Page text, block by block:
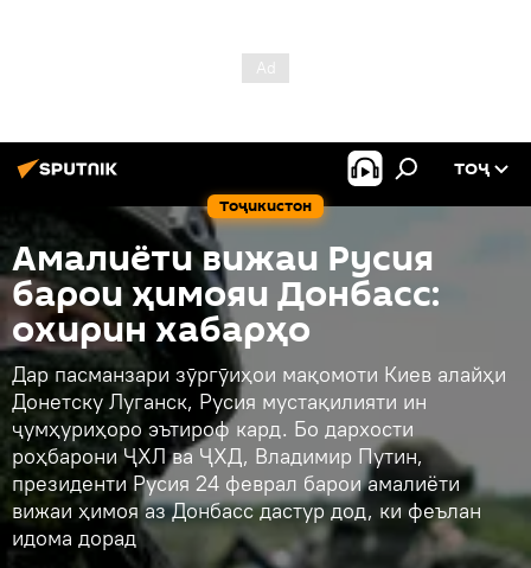
Тоҷикистон
ТОҶ
Амалиёти вижаи Русия
барои ҳимояи Донбасс:
охирин хабарҳо
Дар пасманзари зӯргӯиҳои мақомоти Киев алайҳи
Донетску Луганск, Русия мустақилияти ин
ҷумҳуриҳоро эътироф кард. Бо дархости
роҳбарони ҶХЛ ва ҶХД, Владимир Путин,
президенти Русия 24 феврал барои амалиёти
вижаи ҳимоя аз Донбасс дастур дод, ки феълан
идома дорад